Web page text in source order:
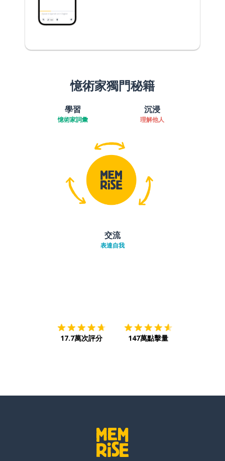
憶術家獨門秘籍
學習
憶術家詞彙
沉浸
理解他人
交流
表達自我
17.7萬次評分 147萬點擊量